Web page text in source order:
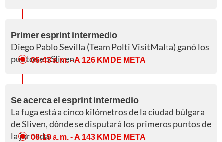
Primer esprint intermedio
Diego Pablo Sevilla (Team Polti VisitMalta) ganó los
puntos en Sliven.
06:43 a. m.- A 126 KM DE META
Se acerca el esprint intermedio
La fuga está a cinco kilómetros de la ciudad búlgara
de Sliven, dónde se disputará los primeros puntos de
la jornada.
06:19 a. m.- A 143 KM DE META